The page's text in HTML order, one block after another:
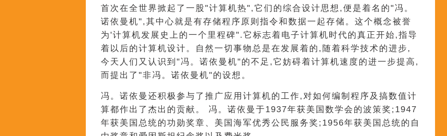
首次在全世界掀起了一股"计算机热",它们的综合设计思想,便是着名的"冯。
诺依曼机",其中心就是有存储程序原则指令和数据一起存储。这个概念被誉
为'计算机发展史上的一个里程碑".它标志着电子计算机时代的真正开始,指导
着以后的计算机设计。自然一切事物总是在发展着的,随着科学技术的进步,
今天人们又认识到"冯。诺依曼机"的不足,它妨碍着计算机速度的进一步提高,
而提出了"非冯。诺依曼机"的设想。
冯。诺依曼还积极参与了推广应用计算机的工作,对如何编制程序及搞数值计
算都作出了杰出的贡献。 冯。诺依曼于1937年获美国数学会的波策奖;1947
年获美国总统的功勋奖章、美国海军优秀公民服务奖;1956年获美国总统的自